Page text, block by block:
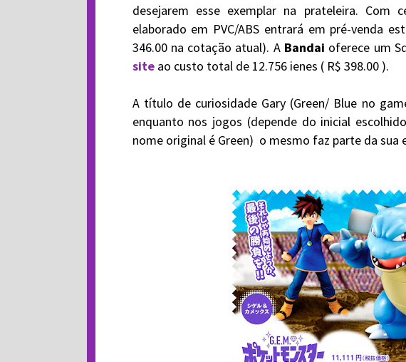
desejarem esse exemplar na prateleira.
elaborado em PVC/ABS entrará em pré-venda
346.00 na cotação atual). A Bandai oferece um
site ao custo total de 12.756 ienes ( R$ 398.00 ).
A título de curiosidade Gary (Green/ Blue no
enquanto nos jogos (depende do inicial
nome original é Green) o mesmo faz parte da sua